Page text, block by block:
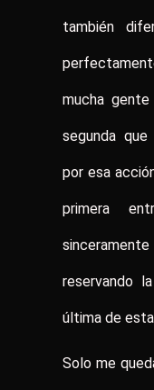
también
mucha
segunda
por esa
primera
reservando
última de
Solo me